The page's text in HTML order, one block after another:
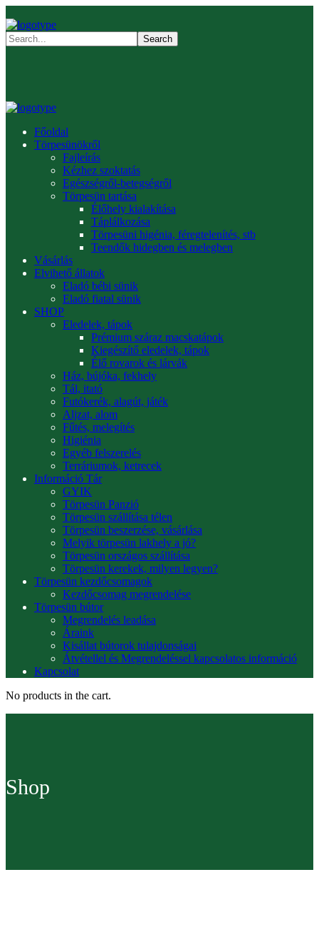
Főoldal
Törpesünökről
Fajleírás
Kézhez szoktatás
Egészségről-betegségről
Törpesün tartása
Élőhely kialakítása
Táplálkozása
Törpesüni higénia, féregtelenítés, stb
Teendők hidegben és melegben
Vásárlás
Elvihető állatok
Eladó bébi sünik
Eladó fiatal sünik
SHOP
Eledelek, tápok
Prémium száraz macskatápok
Kiegészítő eledelek, tápok
Élő rovarok és lárvák
Ház, bújóka, fekhely
Tál, itató
Futókerék, alagút, játék
Aljzat, alom
Fűtés, melegítés
Higiénia
Egyéb felszerelés
Terráriumok, ketrecek
Információ Tár
GYIK
Törpesün Panzió
Törpesün szállítása télen
Törpesün beszerzése, vásárlása
Melyik törpesün lakhely a jó?
Törpesün országos szállítása
Törpesün kerekek, milyen legyen?
Törpesün kezdőcsomagok
Kezdőcsomag megrendelése
Törpesün bútor
Megrendelés leadása
Áraink
Kisállat bútorok tulajdonságai
Átvétellel és Megrendeléssel kapcsolatos információ
Kapcsolat
No products in the cart.
Shop